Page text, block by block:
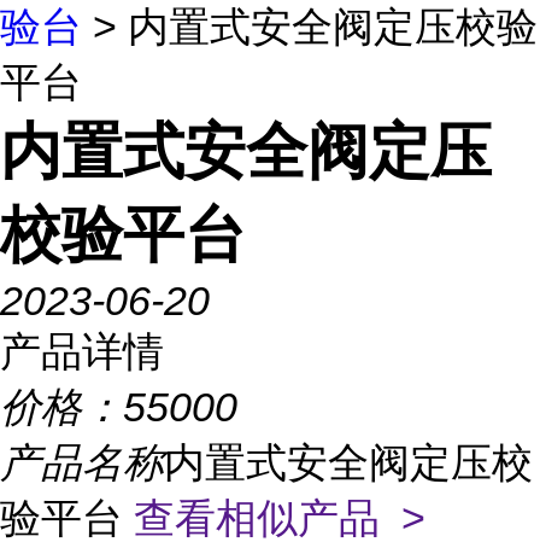
验台 > 内置式安全阀定压校验
平台
内置式安全阀定压
校验平台
2023-06-20
产品详情
价格： 55000
产品名称内置式安全阀定压校
验平台 查看相似产品 >